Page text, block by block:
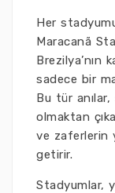
Her
Maracanã
Brezilya’nın
sadece bir
Bu tür
olmaktan
ve zaferlerin
getirir.
Stadyumlar,